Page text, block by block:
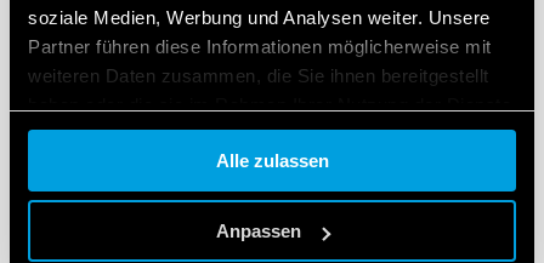
soziale Medien, Werbung und Analysen weiter. Unsere
Partner führen diese Informationen möglicherweise mit
weiteren Daten zusammen, die Sie ihnen bereitgestellt
gesammelt haben.
Cookie policy.
Alle zulassen
Anpassen